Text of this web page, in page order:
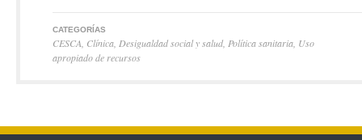
CATEGORÍAS
CESCA Clínica Desigualdad social y salud Política sanitaria Uso
apropiado de recursos